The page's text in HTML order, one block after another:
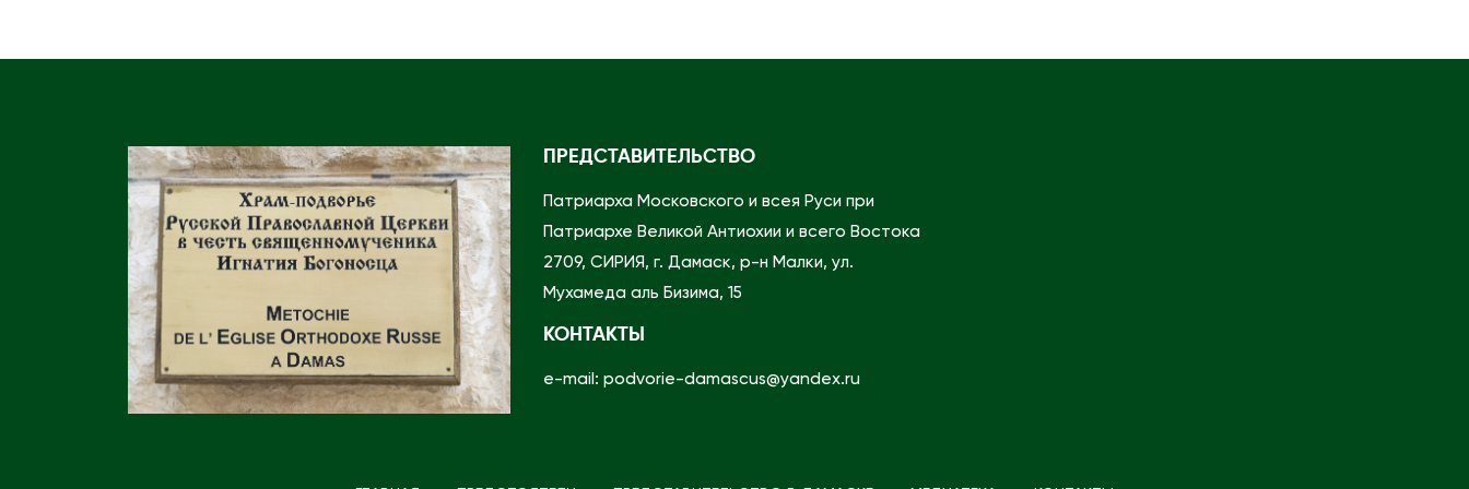
н
ы
х
м
о
щ
е
й
п
р
ПРЕДСТАВИТЕЛЬСТВО
Патриарха Московского и всея Руси при
Патриархе Великой Антиохии и всего Востока
2709, СИРИЯ, г. Дамаск, р-н Малки, ул.
Мухамеда аль Бизима, 15
КОНТАКТЫ
e-mail: podvorie-damascus@yandex.ru